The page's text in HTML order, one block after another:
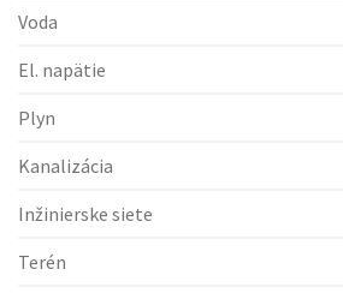
Voda
El. napätie
Plyn
Kanalizácia
Inžinierske siete
Terén